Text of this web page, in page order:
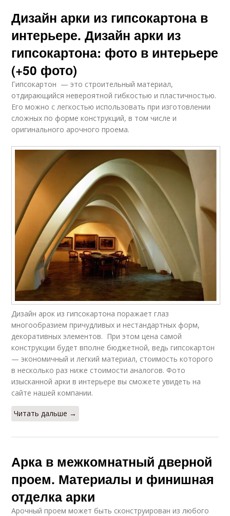
Дизайн арки из гипсокартона в
интерьере. Дизайн арки из
гипсокартона: фото в интерьере
(+50 фото)
Гипсокартон — это строительный материал,
отдирающийся невероятной гибкостью и пластичностью.
Его можно с легкостью использовать при изготовлении
сложных по форме конструкций, в том числе и
оригинального арочного проема.
Дизайн арок из гипсокартона поражает глаз
многообразием причудливых и нестандартных форм,
декоративных элементов. При этом цена самой
конструкции будет вполне бюджетной, ведь гипсокартон
— экономичный и легкий материал, стоимость которого
в несколько раз ниже стоимости аналогов. Фото
изысканной арки в интерьере вы сможете увидеть на
сайте нашей компании.
Читать дальше →
Арка в межкомнатный дверной
проем. Материалы и финишная
отделка арки
Арочный проем может быть сконструирован из любого